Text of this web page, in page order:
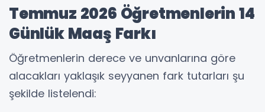
Temmuz 2026 Öğretmenlerin 14
Günlük Maaş Farkı
Öğretmenlerin derece ve unvanlarına göre
alacakları yaklaşık seyyanen fark tutarları şu
şekilde listelendi: